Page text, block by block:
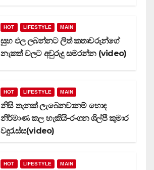
HOT LIFESTYLE MAIN
සුභ ඵල ලබන්නට ලිත් කතෘවරුන්ගේ
නැකත් වලට අවුරුදු සමරන්න (video)
HOT LIFESTYLE MAIN
නිසි තැනක් ලැබෙනවානම් හොද
නිර්මාණ කල හැකියි-රංගන ශිල්පී කුමාර
වදුරැස්ස(video)
HOT LIFESTYLE MAIN